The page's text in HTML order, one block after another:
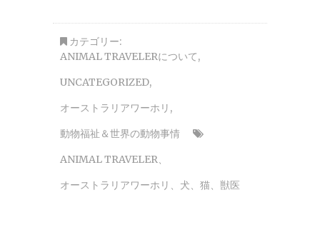
カテゴリー:
ANIMAL TRAVELERについて,
UNCATEGORIZED,
オーストラリアワーホリ ,
動物福祉＆世界の動物事情
ANIMAL TRAVELER、
オーストラリアワーホリ 、 犬、 猫、 獣医